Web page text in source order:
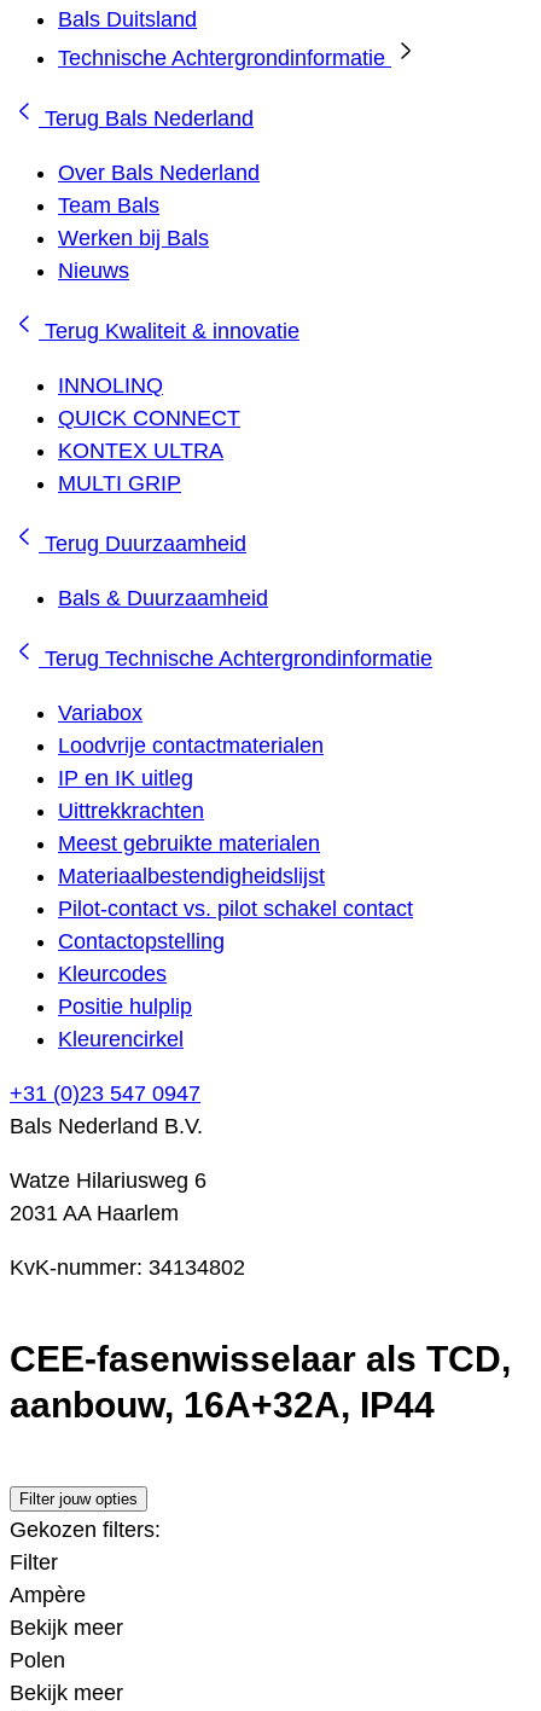
Bals Duitsland
Technische Achtergrondinformatie
Terug Bals Nederland
Over Bals Nederland
Team Bals
Werken bij Bals
Nieuws
Terug Kwaliteit & innovatie
INNOLINQ
QUICK CONNECT
KONTEX ULTRA
MULTI GRIP
Terug Duurzaamheid
Bals & Duurzaamheid
Terug Technische Achtergrondinformatie
Variabox
Loodvrije contactmaterialen
IP en IK uitleg
Uittrekkrachten
Meest gebruikte materialen
Materiaalbestendigheidslijst
Pilot-contact vs. pilot schakel contact
Contactopstelling
Kleurcodes
Positie hulplip
Kleurencirkel
+31 (0)23 547 0947
Bals Nederland B.V.
Watze Hilariusweg 6
2031 AA Haarlem
KvK-nummer: 34134802
CEE-fasenwisselaar als TCD,
aanbouw, 16A+32A, IP44
Filter jouw opties
Gekozen filters:
Filter
Ampère
Bekijk meer
Polen
Bekijk meer